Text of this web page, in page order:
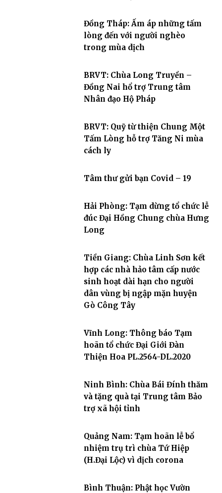
Đồng Tháp: Ấm áp những tấm
lòng đến với người nghèo
trong mùa dịch
BRVT: Chùa Long Truyền –
Đồng Nai hổ trợ Trung tâm
Nhân đạo Hộ Pháp
BRVT: Quỹ từ thiện Chung Một
Tấm Lòng hỗ trợ Tăng Ni mùa
cách ly
Tâm thư gửi bạn Covid – 19
Hải Phòng: Tạm dừng tổ chức lễ
đúc Đại Hồng Chung chùa Hưng
Long
Tiền Giang: Chùa Linh Sơn kết
hợp các nhà hảo tâm cấp nước
sinh hoạt dài hạn cho người
dân vùng bị ngập mặn huyện
Gò Công Tây
Vĩnh Long: Thông báo Tạm
hoãn tổ chức Đại Giới Đàn
Thiện Hoa PL.2564-DL.2020
Ninh Bình: Chùa Bái Đính thăm
và tặng quà tại Trung tâm Bảo
trợ xã hội tỉnh
Quảng Nam: Tạm hoãn lễ bổ
nhiệm trụ trì chùa Tứ Hiệp
(H.Đại Lộc) vì dịch corona
Bình Thuận: Phật học Vườn